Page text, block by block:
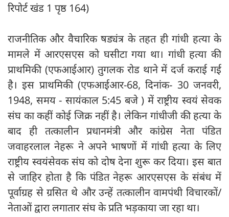
रिपोर्ट खंड 1 पृष्ठ 164)
राजनीतिक और वैचारिक षड्यंत्र के तहत ही गांधी हत्या के
मामले में आरएसएस को घसीटा गया था। गांधी हत्या की
प्राथमिकी (एफआईआर) तुगलक रोड थाने में दर्ज कराई गई
है। इस प्राथमिकी (एफआईआर-68, दिनांक- 30 जनवरी,
1948, समय - सायंकाल 5:45 बजे ) में राष्ट्रीय स्वयं सेवक
संघ का कहीं कोई जिक्र नहीं है। लेकिन गांधीजी की हत्या के
बाद ही तत्कालीन प्रधानमंत्री और कांग्रेस नेता पंडित
जवाहरलाल नेहरू ने अपने भाषणों में गांधी हत्या के लिए
राष्ट्रीय स्वयंसेवक संघ को दोष देना शुरू कर दिया। इस बात
से जाहिर होता है कि पंडित नेहरू आरएसएस के संबंध में
पूर्वाग्रह से ग्रसित थे और उन्हें तत्कालीन वामपंथी विचारकों/
नेताओं द्वारा लगातार संघ के प्रति भड़काया जा रहा था।